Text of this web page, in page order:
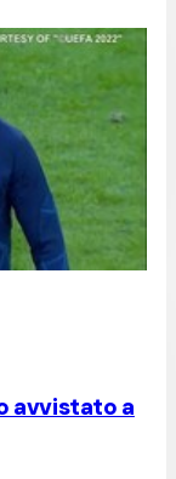
avvistato a